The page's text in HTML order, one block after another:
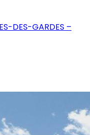
DES-GARDES –